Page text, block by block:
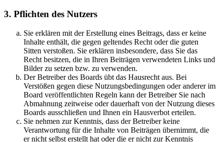
3. Pflichten des Nutzers
Sie erklären mit der Erstellung eines Beitrags, dass er keine
Inhalte enthält, die gegen geltendes Recht oder die guten
Sitten verstoßen. Sie erklären insbesondere, dass Sie das
Recht besitzen, die in Ihren Beiträgen verwendeten Links und
Bilder zu setzen bzw. zu verwenden.
Der Betreiber des Boards übt das Hausrecht aus. Bei
Verstößen gegen diese Nutzungsbedingungen oder anderer im
Board veröffentlichten Regeln kann der Betreiber Sie nach
Abmahnung zeitweise oder dauerhaft von der Nutzung dieses
Boards ausschließen und Ihnen ein Hausverbot erteilen.
Sie nehmen zur Kenntnis, dass der Betreiber keine
Verantwortung für die Inhalte von Beiträgen übernimmt, die
er nicht selbst erstellt hat oder die er nicht zur Kenntnis